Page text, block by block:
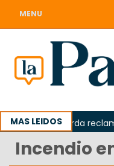
MENU
MAS LEIDOSOdarda reclamó
Incendio